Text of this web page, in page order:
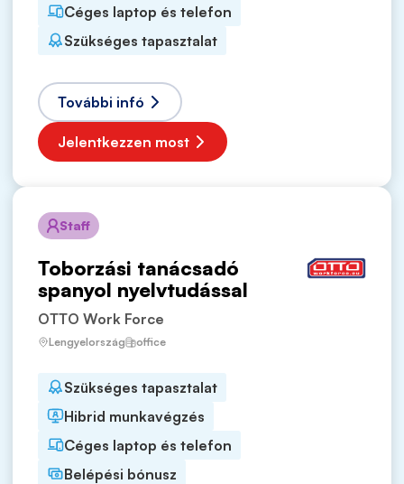
Céges laptop és telefon
Szükséges tapasztalat
További infó
Jelentkezzen most
Staff
Toborzási tanácsadó
spanyol nyelvtudással
OTTO Work Force
Lengyelország office
Szükséges tapasztalat
Hibrid munkavégzés
Céges laptop és telefon
Belépési bónusz